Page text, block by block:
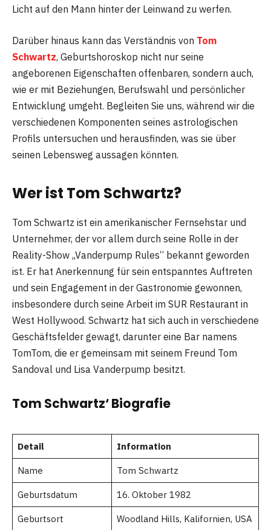
Licht auf den Mann hinter der Leinwand zu werfen.
Darüber hinaus kann das Verständnis von Tom
Schwartz‚ Geburtshoroskop nicht nur seine
angeborenen Eigenschaften offenbaren, sondern auch,
wie er mit Beziehungen, Berufswahl und persönlicher
Entwicklung umgeht. Begleiten Sie uns, während wir die
verschiedenen Komponenten seines astrologischen
Profils untersuchen und herausfinden, was sie über
seinen Lebensweg aussagen könnten.
Wer ist Tom Schwartz?
Tom Schwartz ist ein amerikanischer Fernsehstar und
Unternehmer, der vor allem durch seine Rolle in der
Reality-Show „Vanderpump Rules“ bekannt geworden
ist. Er hat Anerkennung für sein entspanntes Auftreten
und sein Engagement in der Gastronomie gewonnen,
insbesondere durch seine Arbeit im SUR Restaurant in
West Hollywood. Schwartz hat sich auch in verschiedene
Geschäftsfelder gewagt, darunter eine Bar namens
TomTom, die er gemeinsam mit seinem Freund Tom
Sandoval und Lisa Vanderpump besitzt.
Tom Schwartz‘ Biografie
Detail Information
Name Tom Schwartz
Geburtsdatum 16. Oktober 1982
Geburtsort Woodland Hills, Kalifornien, USA